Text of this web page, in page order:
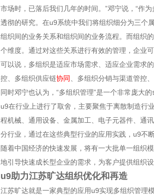
市场时，已落后我们几年的时间。”邓宁说，“作
透彻的研究。在u9系统中我们将组织细分为三个
组织间的业务关系和组织间的业务流程。而组织
个维度。通过对这些关系进行有效的管理，企业
可以说，多组织是适应市场需求、适应企业需求
控、多组织供应链协同 、多组织分销与渠道管控
同时邓宁也认为，“多组织管理”是一个非常庞大
u9在行业上进行了取舍，主要聚焦于离散制造行
程机械、通用设备、金属加工、电子元器件、通
分行业，通过在这些典型行业的应用实践，u9不
随着中国经济的快速发展，将有一大批单一组织
地引导快速成长型企业的需求，为客户提供组织
u9助力江苏旷达组织优化和再造
江苏旷达就是一家典型的应用u9实现多组织管理